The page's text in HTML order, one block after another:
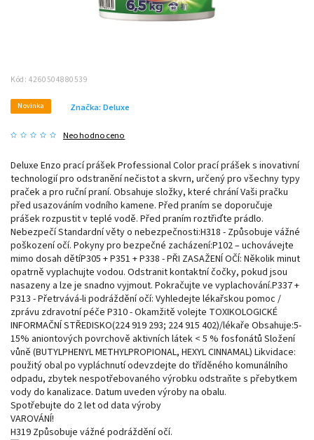
Kód: 4260504880539
Novinka
Neohodnoceno
Značka: Deluxe
Deluxe Enzo prací prášek Professional Color prací prášek s inovativní
technologií pro odstranění nečistot a skvrn, určený pro všechny typy
praček a pro ruční praní. Obsahuje složky, které chrání Vaši pračku
před usazováním vodního kamene. Před praním se doporučuje
prášek rozpustit v teplé vodě. Před praním roztřiďte prádlo.
Nebezpečí Standardní věty o nebezpečnosti:H318 - Způsobuje vážné
poškození očí. Pokyny pro bezpečné zacházení:P102 – uchovávejte
mimo dosah dětíP305 + P351 + P338 - PŘI ZASAŽENÍ OČÍ: Několik minut
opatrně vyplachujte vodou. Odstranit kontaktní čočky, pokud jsou
nasazeny a lze je snadno vyjmout. Pokračujte ve vyplachování.P337 +
P313 - Přetrvává-li podráždění očí: Vyhledejte lékařskou pomoc /
zprávu zdravotní péče P310 - Okamžitě volejte TOXIKOLOGICKÉ
INFORMAČNÍ STŘEDISKO(224 919 293; 224 915 402)/lékaře Obsahuje:5-
15% aniontových povrchově aktivních látek < 5 % fosfonátů Složení
vůně (BUTYLPHENYL METHYLPROPIONAL, HEXYL CINNAMAL) Likvidace:
použitý obal po vypláchnutí odevzdejte do tříděného komunálního
odpadu, zbytek nespotřebovaného výrobku odstraňte s přebytkem
vody do kanalizace. Datum uveden výroby na obalu.
Spotřebujte do 2 let od data výroby
VAROVÁNÍ!
H319 Způsobuje vážné podráždění očí.